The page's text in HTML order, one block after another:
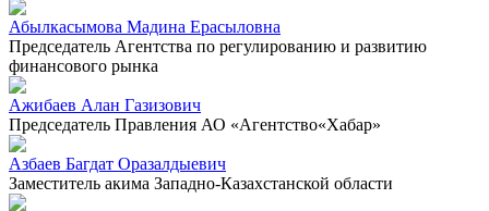
Абылкасымова Мадина Ерасыловна
Председатель Агентства по регулированию и развитию
финансового рынка
Ажибаев Алан Газизович
Председатель Правления АО «Агентство«Хабар»
Азбаев Багдат Оразалдыевич
Заместитель акима Западно-Казахстанской области